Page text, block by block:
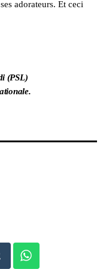
adorateurs. Et ceci
(PSL)